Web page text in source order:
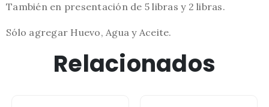
También en presentación de 5 libras y 2 libras.
Sólo agregar Huevo, Agua y Aceite.
Relacionados